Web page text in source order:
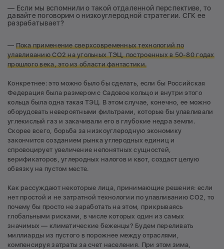
— Если мы вспомнили о такой отдаленной перспективе, то
давайте поговорим о низкоуглеродной стратегии. СГК ее
разрабатывает?
— Пока применение сверхсовременных технологий по
улавливанию СО2 на угольных ТЭЦ, построенных в 50-80 годах
прошлого века, это из области фантастики.
Конкретнее: это можно было бы сделать, если бы Российская
Федерация была размером с Садовое кольцо и внутри этого
кольца была одна такая ТЭЦ. В этом случае, конечно, ее можно
оборудовать невероятными фильтрами, которые бы улавливали
углекислый газ и закачивали его в глубокие недра земли.
Скорее всего, борьба за низкоуглеродную экономику
закончится созданием рынка углеродных единиц и
спровоцирует увеличение непонятных сущностей,
верификаторов, углеродных налогов и квот, создаст целую
обвязку на пустом месте.
Как рассуждают некоторые лица, принимающие решения: если
нет простой и не затратной технологии по улавливанию СО2, то
почему бы просто не заработать на этом, прикрываясь
глобальными рисками, в числе которых один из самых
значимых — климатические беженцы? Будем переливать
миллиарды из пустого в порожнее между отраслями,
компенсируя затраты за счет населения. При этом зима,